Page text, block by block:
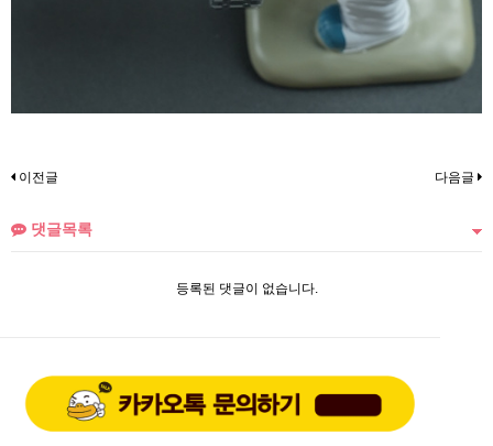
이전글 다음글
댓글목록
등록된 댓글이 없습니다.